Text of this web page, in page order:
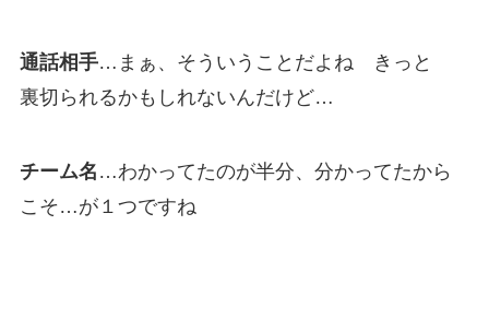
通話相手…まぁ、そういうことだよね きっと
裏切られるかもしれないんだけど…
チーム名 …わかってたのが半分、分かってたから
こそ…が１つですね